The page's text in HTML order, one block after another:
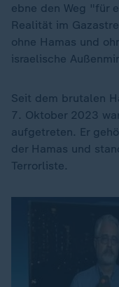
ebne den Weg "für
Realität im
ohne Hamas und
israelische
Seit dem brutalen
7. Oktober 2023
aufgetreten. Er
der Hamas und
Terrorliste.